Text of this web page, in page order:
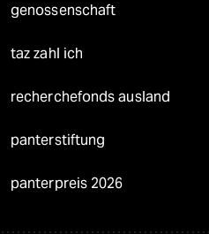
genossenschaft
taz zahl ich
recherchefonds ausland
panterstiftung
panterpreis 2026